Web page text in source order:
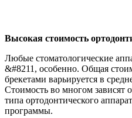
Высокая стоимость
Любые стоматологические
&#8211, особенно. Общая
брекетами варьируется в
Стоимость во многом зависят
типа ортодонтического
программы.